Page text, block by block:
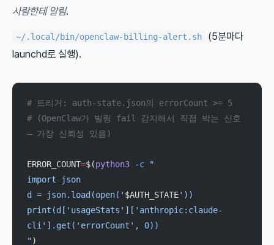
사람한테 알림.
~/.local/bin/openclaw-billing-alert.sh
(5분마다
launchd로 실행).
# 트리거: auth-state.json의 errorCount >= 5
# (OpenClaw가 빌링 fail 감지해서 직접 박는 신호
— 가장 신뢰성 있음)
ERROR_COUNT=$(python3 -c "
import json
d = json.load(open(' $AUTH_STATE'))
print(d['usageStats']['anthropic:claude-
cli'].get('errorCount', 0))
")